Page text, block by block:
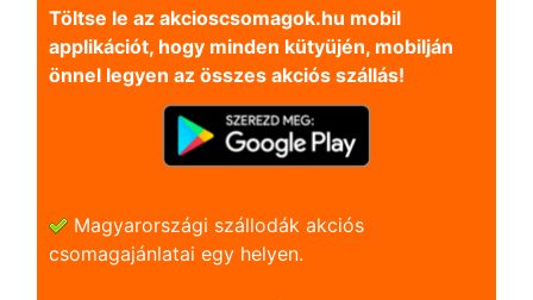
Töltse le az akcioscsomagok.hu mobil
applikációt, hogy minden kütyüjén, mobilján
önnel legyen az összes akciós szállás!
Magyarországi szállodák akciós
csomagajánlatai egy helyen.